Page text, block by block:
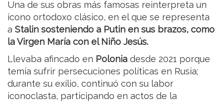
Una de sus obras más famosas reinterpreta un
icono ortodoxo clásico, en el que se representa
a Stalin sosteniendo a Putin en sus brazos, como
la Virgen María con el Niño Jesús.
Llevaba afincado en Polonia desde 2021 porque
temía sufrir persecuciones políticas en Rusia;
durante su exilio, continuó con su labor
iconoclasta, participando en actos de la